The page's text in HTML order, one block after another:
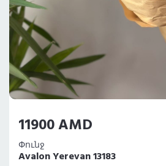
11900 AMD
Փունջ
Avalon Yerevan 13183